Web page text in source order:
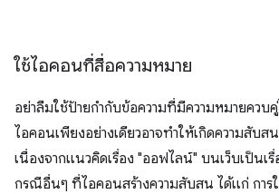
ใช้ไอคอนที่สื่อความหมาย
อย่าลืมใช้ป้ายกำกับข้อความที่มีความหมายควบ
ไอคอนเพียงอย่างเดียวอาจทำให้เกิดความสับส
เนื่องจากแนวคิดเรื่อง "ออฟไลน์" บนเว็บเป็นเ
กรณีอื่นๆ ที่ไอคอนสร้างความสับสน ได้แก่ กา